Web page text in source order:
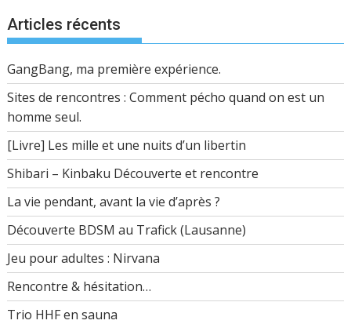
Articles récents
GangBang, ma première expérience.
Sites de rencontres : Comment pécho quand on est un
homme seul.
[Livre] Les mille et une nuits d’un libertin
Shibari – Kinbaku Découverte et rencontre
La vie pendant, avant la vie d’après ?
Découverte BDSM au Trafick (Lausanne)
Jeu pour adultes : Nirvana
Rencontre & hésitation…
Trio HHF en sauna